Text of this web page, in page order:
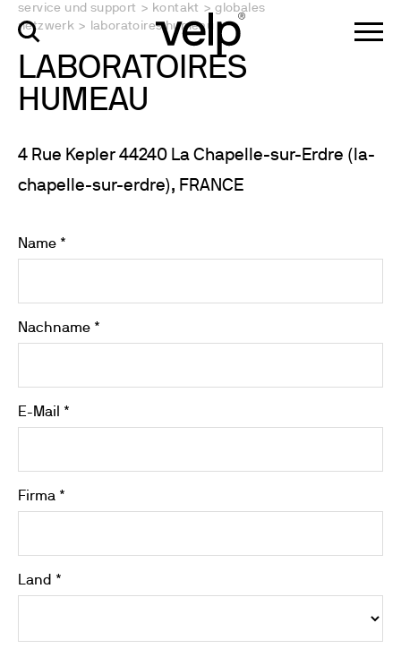
service und support > kontakt > globales
netzwerk > laboratoires humeau
LABORATOIRES
HUMEAU
4 Rue Kepler 44240 La Chapelle-sur-Erdre (la-
chapelle-sur-erdre), FRANCE
Name *
Nachname *
E-Mail *
Firma *
Land *